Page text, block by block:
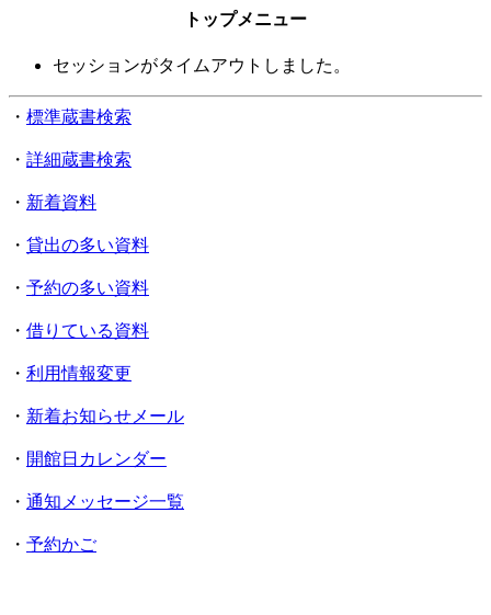
トップメニュー
セッションがタイムアウトしました。
・ 標準蔵書検索
・ 詳細蔵書検索
・ 新着資料
・ 貸出の多い資料
・ 予約の多い資料
・ 借りている資料
・ 利用情報変更
・ 新着お知らせメール
・ 開館日カレンダー
・ 通知メッセージ一覧
・ 予約かご